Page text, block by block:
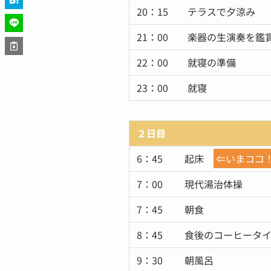
20：15 テラスで夕涼み
21：00 楽器の生演奏を鑑
22：00 就寝の準備
23：00 就寝
２日目
6：45 起床
⇐いまココ！
7：00 現代湯治体操
7：45 朝食
8：45 食後のコーヒータ
9：30 朝風呂